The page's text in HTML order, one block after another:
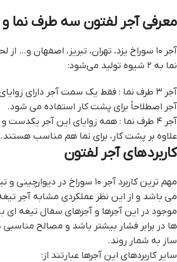
معرفی آجر لفتون سه طرف نما
آجر ۱۰ سوراخ یزد، تهران، تبریز، اصفهان و…
نما به ۲ شیوه تولید می‌شود:
آجر ۳ طرف نما : فقط یک سمت آجر دارای
آجر اصطلاحاً برای پشت کار استفاده می شود.
آجر ۴ طرف نما : همه زوایای این آجر
علاوه بر پشت کار، برای نما هم مناسب هستند.
کاربردهای آجر لفتون
مهم ترین کاربرد آجر ۱۰ سوراخ در
می باشد و از این نظر عملکردی مشابه آجر
موجود در این آجرها و آجرهای سفال تیغه
ها در برابر فشار بیشتر باشد و مصالح
ساز به شمار روند.
سایر کاربردهای این آجرها عبارتند از: